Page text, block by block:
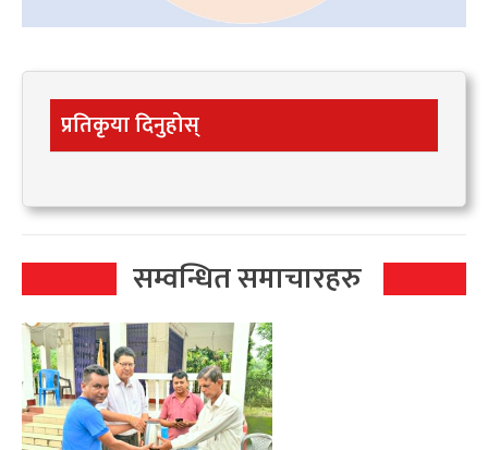
प्रतिकृया दिनुहोस्
सम्वन्धित समाचारहरु